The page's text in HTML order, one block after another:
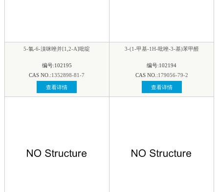
5-氯-6-溴咪唑并[1,2-A]吡啶
编号:102195
CAS NO.:1352898-81-7
查看详情
3-(1-甲基-1H-吡唑-3-基)苯甲醛
编号:102194
CAS NO.:179056-79-2
查看详情